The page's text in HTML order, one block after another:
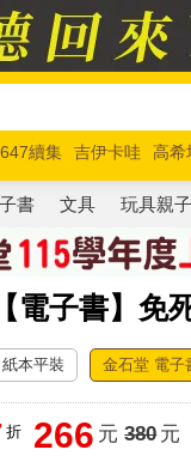
續集 吉伊卡哇 高希
動員5 超慢跑
書 文具 玩具親子
【電子書】免
紙本平裝 金石堂 電子
折 266 元 380元